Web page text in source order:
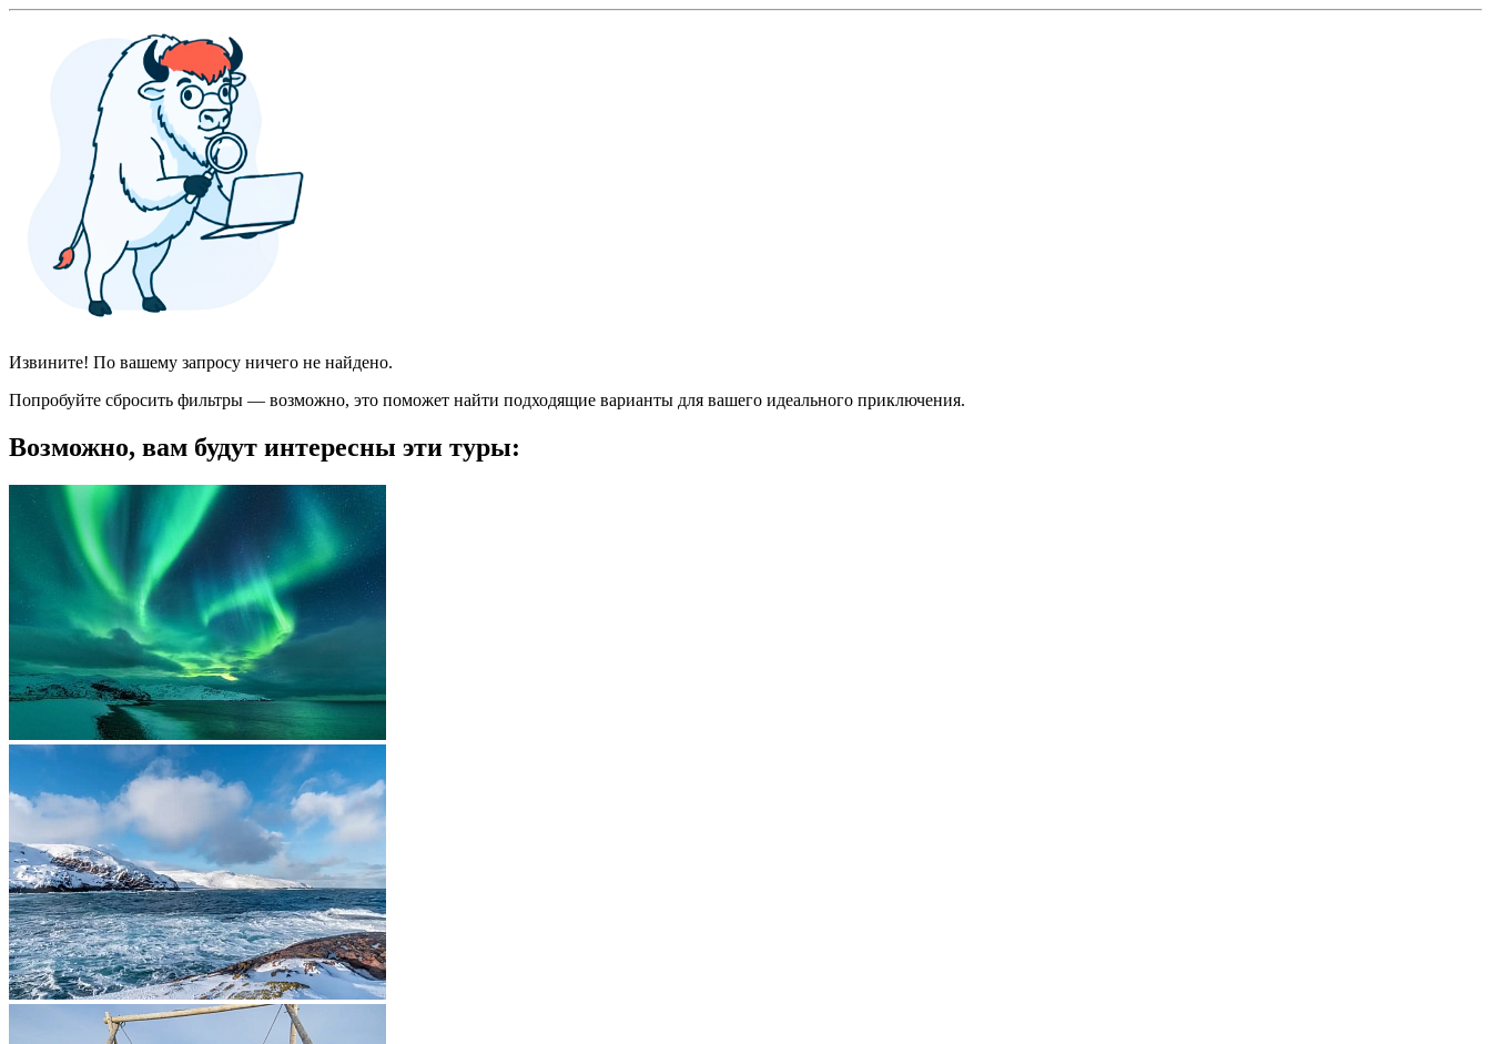
Извините! По вашему запросу ничего не найдено.
Попробуйте сбросить фильтры — возможно, это поможет найти подходящие варианты для вашего идеального приключения.
Возможно, вам будут интересны эти туры: